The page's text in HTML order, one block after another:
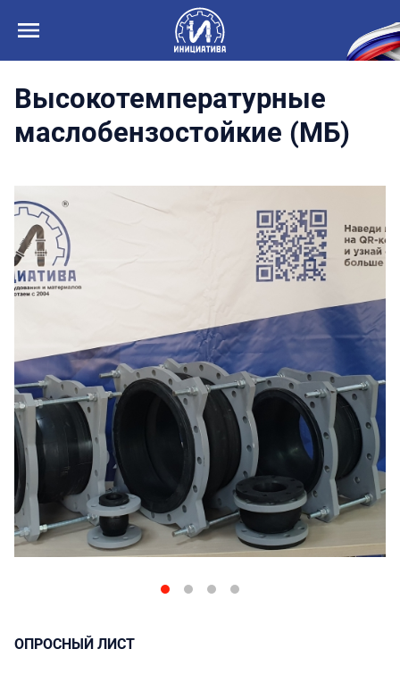
Высокотемпературные
маслобензостойкие (МБ)
ОПРОСНЫЙ ЛИСТ